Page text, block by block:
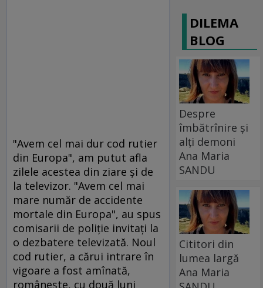
"Avem cel mai dur cod rutier
din Europa", am putut afla
zilele acestea din ziare şi de
la televizor. "Avem cel mai
mare număr de accidente
mortale din Europa", au spus
comisarii de poliţie invitaţi la
o dezbatere televizată. Noul
cod rutier, a cărui intrare în
vigoare a fost amînată,
româneşte, cu două luni
DILEMA
BLOG
Despre
îmbătrînire și
alți demoni
Ana Maria
SANDU
Cititori din
lumea largă
Ana Maria